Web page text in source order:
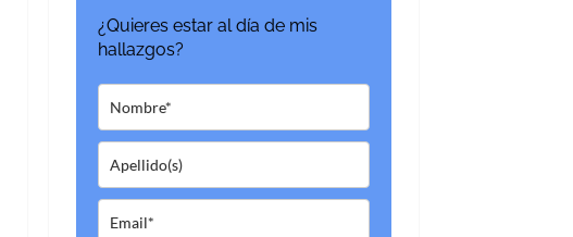
¿Quieres estar al día de mis
hallazgos?